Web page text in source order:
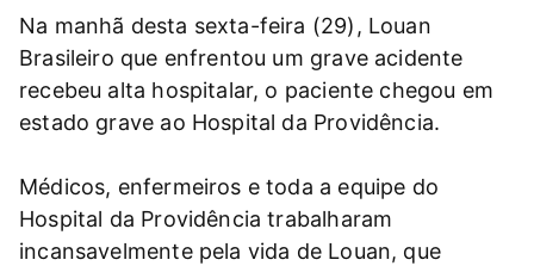
Na manhã desta sexta-feira (29), Louan
Brasileiro que enfrentou um grave acidente
recebeu alta hospitalar, o paciente chegou em
estado grave ao Hospital da Providência.
Médicos, enfermeiros e toda a equipe do
Hospital da Providência trabalharam
incansavelmente pela vida de Louan, que